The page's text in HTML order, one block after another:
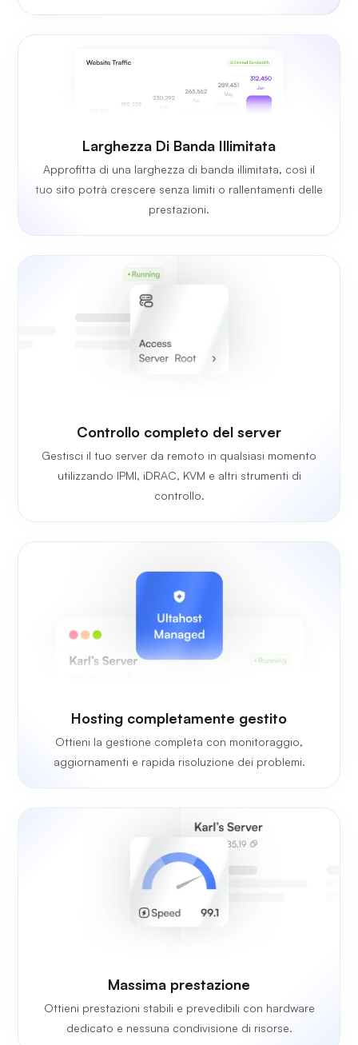
Larghezza Di Banda Illimitata
Approfitta di una larghezza di banda illimitata, così il
tuo sito potrà crescere senza limiti o rallentamenti delle
prestazioni.
Controllo completo del server
Gestisci il tuo server da remoto in qualsiasi momento
utilizzando IPMI, iDRAC, KVM e altri strumenti di
controllo.
Hosting completamente gestito
Ottieni la gestione completa con monitoraggio,
aggiornamenti e rapida risoluzione dei problemi.
Massima prestazione
Ottieni prestazioni stabili e prevedibili con hardware
dedicato e nessuna condivisione di risorse.